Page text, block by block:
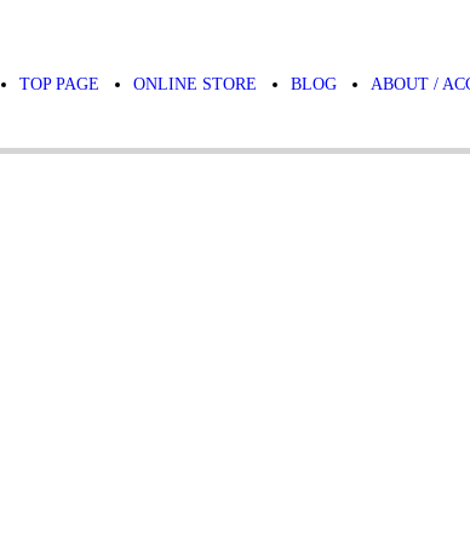
TOP PAGE ONLINE STORE BLOG ABOUT /